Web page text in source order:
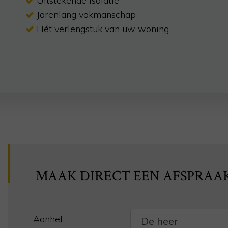
Jarenlang vakmanschap
Hét verlengstuk van uw woning
MAAK DIRECT EEN
Aanhef